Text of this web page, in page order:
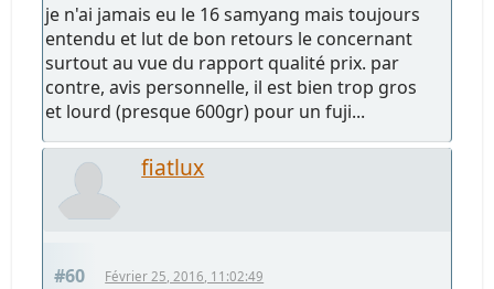
je n'ai jamais eu le 16 samyang mais toujours
entendu et lut de bon retours le concernant
surtout au vue du rapport qualité prix. par
contre, avis personnelle, il est bien trop gros
et lourd (presque 600gr) pour un fuji...
fiatlux
#60 Février 25, 2016, 11:02:49